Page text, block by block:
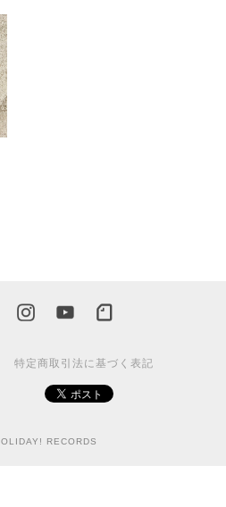
特定商取引法に基づく表記
RECORDS